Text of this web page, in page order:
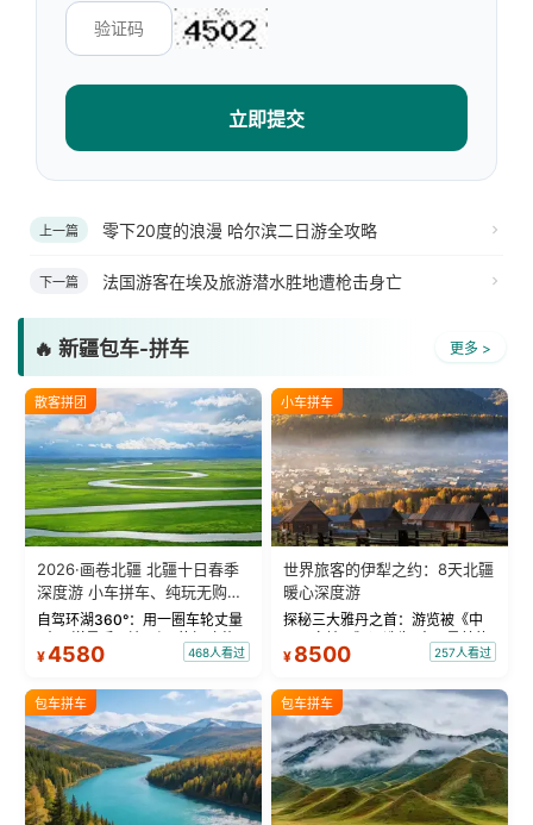
立即提交
上一篇 零下20度的浪漫 哈尔滨二日游全攻略
下一篇 法国游客在埃及旅游潜水胜地遭枪击身亡
🔥 新疆包车-拼车 更多 >
散客拼团
2026·画卷北疆 北疆十日春季
深度游 小车拼车、纯玩无购
物！
自驾环湖360°：用一圈车轮丈量
“大西洋最后一滴眼泪”的极致蔚
蓝。 赛湖旅拍：甄选多款风格服
绝美瞬间。 赛湖坦克300跟车视
频：专业摄影师...
¥4580 468人看过
小车拼车
世界旅客的伊犁之约：8天北疆
暖心深度游
探秘三大雅丹之首：游览被《中
国国家地理》评选为“中国最美的
三大雅丹”第一名的克拉玛依魔鬼
瓦人最大村落——禾木村，欣赏
晨雾与小木...
¥ 8500 257人看过
包车拼车 包车拼车